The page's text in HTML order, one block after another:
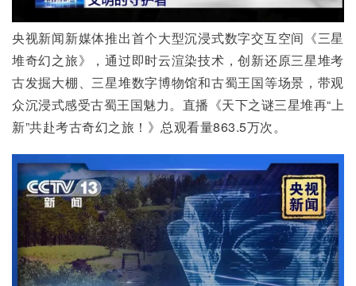
央视新闻新媒体推出首个大型沉浸式数字交互空间《三星
堆奇幻之旅》，通过即时云渲染技术，创新还原三星堆考
古发掘大棚、三星堆数字博物馆和古蜀王国等场景，带观
众沉浸式感受古蜀王国魅力。直播《天下之谜三星堆再“上
新”共赴考古奇幻之旅！》总观看量863.5万次。